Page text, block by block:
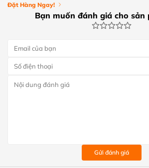
Đặt Hàng Ngay!
Bạn muốn đánh giá cho sản
Gửi đánh giá